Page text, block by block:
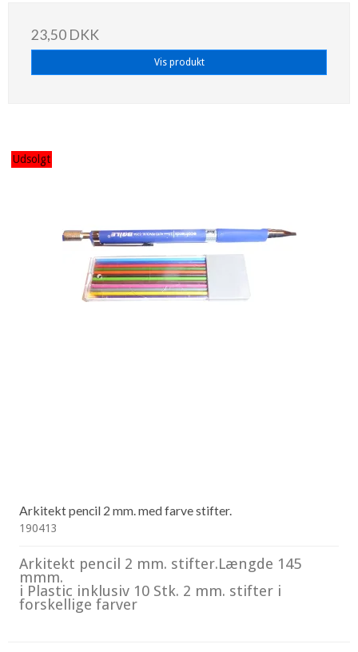
23,50 DKK
Vis produkt
Udsolgt
Arkitekt pencil 2 mm. med farve stifter.
190413
Arkitekt pencil 2 mm. stifter.Længde 145
mmm.
i Plastic inklusiv 10 Stk. 2 mm. stifter i
forskellige farver